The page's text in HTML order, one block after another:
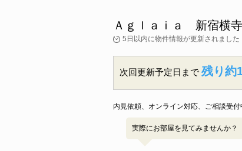
Ａｇｌａｉａ 新宿横
5日以内に物件情報が更新されました
次回更新予定日まで 残り約
内見依頼、オンライン対応、ご相談受付
実際にお部屋を見てみませんか？